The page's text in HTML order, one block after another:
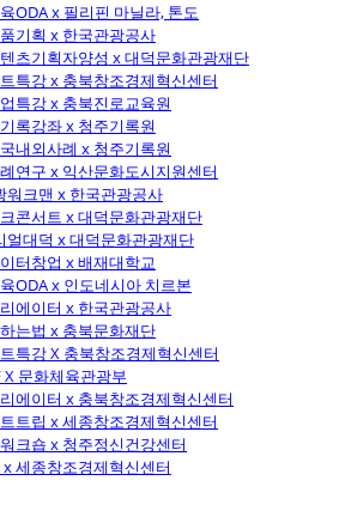
ODA x 필리핀 마닐라, 톤도
기획 x 한국관광공사
츠기획자양성 x 대덕문화관광재단
특강 x 충북창조경제혁신센터
특강 x 충북진로교육원
록강좌 x 청주기록원
내외사례 x 청주기록원
연구 x 익산문화도시지원센터
워크맨 x 한국관광공사
콘서트 x 대덕문화관광재단
얼대덕 x 대덕문화관광재단
터창업 x 배재대학교
ODA x 인도네시아 치르본
에이터 x 한국관광공사
는법 x 충북문화재단
특강 X 충북창조경제혁신센터
X 문화체육관광부
에이터 x 충북창조경제혁신센터
트립 x 세종창조경제혁신센터
크숍 x 청주정신건강센터
세종창조경제혁신센터